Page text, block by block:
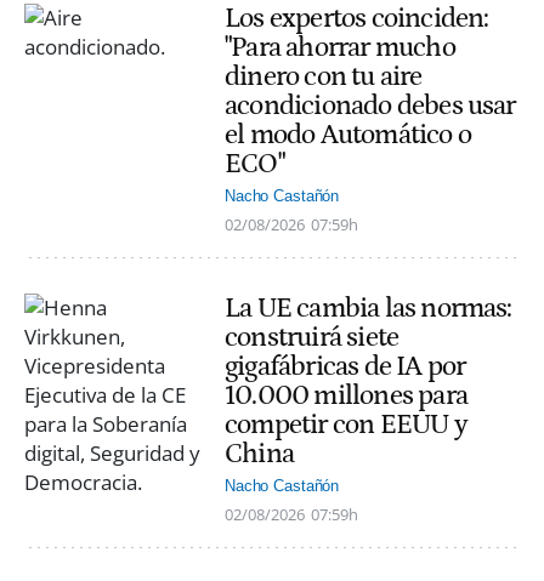
Los expertos coinciden:
"Para ahorrar mucho
dinero con tu aire
acondicionado debes usar
el modo Automático o
ECO"
Nacho Castañón
02/08/2026 07:59h
La UE cambia las normas:
construirá siete
gigafábricas de IA por
10.000 millones para
competir con EEUU y
China
Nacho Castañón
02/08/2026 07:59h